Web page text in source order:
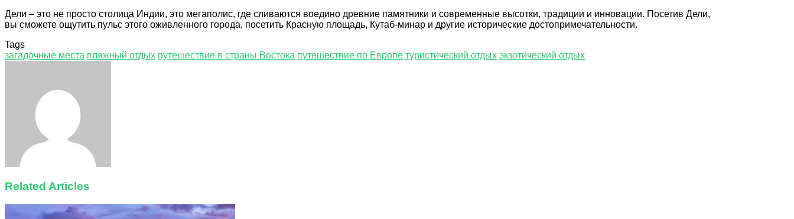
Дели – это не просто столица Индии, это мегаполис, где сливаются воедино древние памятники и современные высотки, традиции и инновации. Посетив Дели,
вы сможете ощутить пульс этого оживленного города, посетить Красную площадь, Кутаб-минар и другие исторические достопримечательности.
Tags
загадочные места пляжный отдых путешествие в страны Востока путешествие по Европе туристический отдых экзотический отдых
Related Articles